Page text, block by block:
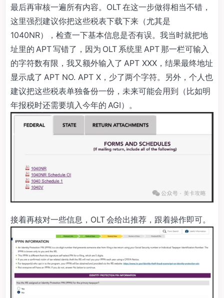
最后再审核一遍所有内容。OLT 在这一步做得相当不错，
这里强烈建议你把这些税表下载下来（尤其是
1040NR），检查一下基本信息是否有误。我当时就把地
址里的 APT 写错了，因为 OLT 系统里 APT 那一栏可输入
的字符数有限，我又额外输入了 APT XXX，结果最终地址
显示成了 APT NO. APT X，少了两个字符。另外，个人也
建议把这些税表单独备份一份，未来可能会用到（比如明
年报税时还需要填入今年的 AGI）。
接着再核对一些信息，OLT 会给出推荐，跟着操作即可。